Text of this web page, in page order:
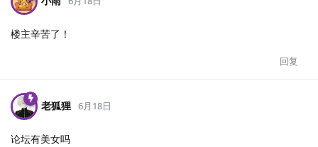
楼主辛苦了！
回复
老狐狸 6月18日
论坛有美女吗